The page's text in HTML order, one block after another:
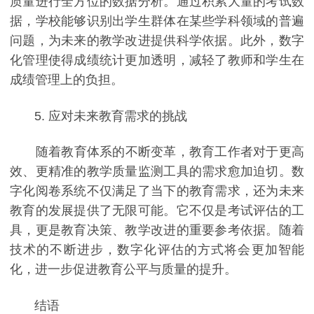
据，学校能够识别出学生群体在某些学科领域的普遍
问题，为未来的教学改进提供科学依据。此外，数字
化管理使得成绩统计更加透明，减轻了教师和学生在
成绩管理上的负担。
5. 应对未来教育需求的挑战
随着教育体系的不断变革，教育工作者对于更高
效、更精准的教学质量监测工具的需求愈加迫切。数
字化阅卷系统不仅满足了当下的教育需求，还为未来
教育的发展提供了无限可能。它不仅是考试评估的工
具，更是教育决策、教学改进的重要参考依据。随着
技术的不断进步，数字化评估的方式将会更加智能
化，进一步促进教育公平与质量的提升。
结语